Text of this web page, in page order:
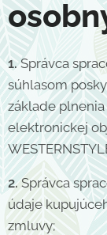
1.Správca
súhlasom
základe
elektronickej
2.Správca
údaje
zmluvy;